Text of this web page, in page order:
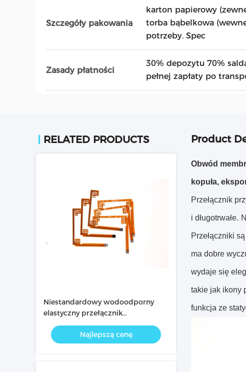
Szczegóły pakowania
karton papierowy
torba bąbelkowa
potrzeby. Spec
Zasady płatności
30% depozytu 70%
pełnej zapłaty po
RELATED PRODUCTS
Niestandardowy wodoodporny
elastyczny przełącznik
membranowy FPC z metalową
kopułą 58 mm x 58 mm
Najlepszą cenę
Product
Obwód
kopuła,
Przełącznik
i długotrwałe.
Przełączniki
ma dobre
wydaje się
takie jak ikony
funkcja ze